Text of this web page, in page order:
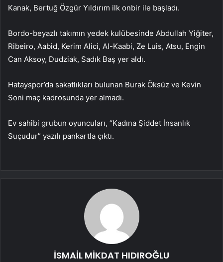
Kanak, Bertuğ Özgür Yıldırım ilk onbir ile başladı.
Bordo-beyazlı takımın yedek kulübesinde Abdullah Yiğiter,
Ribeiro, Aabid, Kerim Alici, Al-Kaabi, Ze Luis, Atsu, Engin
Can Aksoy, Dudziak, Sadık Baş yer aldı.
Hatayspor’da sakatlıkları bulunan Burak Öksüz ve Kevin
Soni maç kadrosunda yer almadı.
Ev sahibi grubun oyuncuları, “Kadına Şiddet İnsanlık
Suçudur” yazılı pankartla çıktı.
İSMAİL MİKDAT HIDIROĞLU